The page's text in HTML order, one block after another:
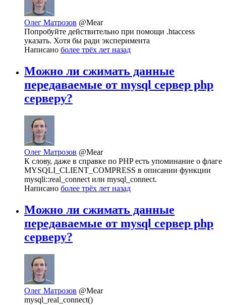
Олег Матрозов @Mear
Попробуйте действительно при помощи .htaccess
указать. Хотя бы ради эксперимента
Написано более трёх лет назад
Можно ли сжимать данные
передаваемые от mysql сервер php
серверу?
Олег Матрозов @Mear
К слову, даже в справке по PHP есть упоминание о флаге
MYSQLI_CLIENT_COMPRESS в описании функции
mysqli::real_connect или mysql_connect.
Написано более трёх лет назад
Можно ли сжимать данные
передаваемые от mysql сервер php
серверу?
Олег Матрозов @Mear
mysql_real_connect()